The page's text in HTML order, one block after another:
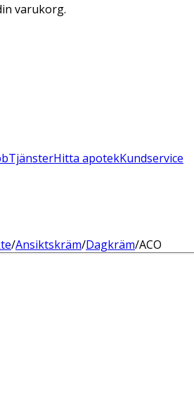
varukorg.
TjänsterHitta apotekKundservice
/Ansiktskräm/Dagkräm/ACO